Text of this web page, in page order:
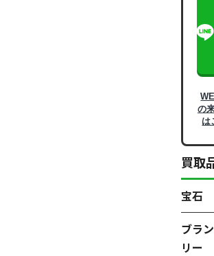
の
は
買取
宝石
ブラ
リー